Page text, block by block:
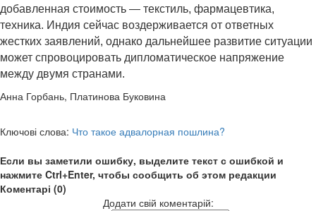
добавленная стоимость — текстиль, фармацевтика,
техника. Индия сейчас воздерживается от ответных
жестких заявлений, однако дальнейшее развитие ситуации
может спровоцировать дипломатическое напряжение
между двумя странами.
Анна Горбань, Платинова Буковина
Ключові слова: Что такое адвалорная пошлина?
Если вы заметили ошибку, выделите текст с ошибкой и
нажмите Ctrl+Enter, чтобы сообщить об этом редакции
Коментарі (0)
Додати свій коментарій: